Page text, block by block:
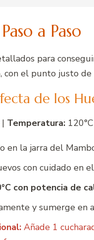
a Paso
para
con el punto justo
de los
Temperatura: 120°C
en la jarra del
con cuidado en
con potencia de
y sumerge en
Añade 1